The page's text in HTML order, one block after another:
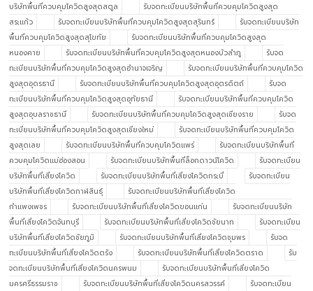
บริษัทพื้นที่ควบคุมโควิดสูงสุดสตูล
รับจดทะเบียนบริษัทพื้นที่ควบคุมโควิดสูงสุด
สระแก้ว
รับจดทะเบียนบริษัทพื้นที่ควบคุมโควิดสูงสุดสุรินทร์
รับจดทะเบียนบริษัท
พื้นที่ควบคุมโควิดสูงสุดสุโขทัย
รับจดทะเบียนบริษัทพื้นที่ควบคุมโควิดสูงสุด
หนองคาย
รับจดทะเบียนบริษัทพื้นที่ควบคุมโควิดสูงสุดหนองบัวลำภู
รับจด
ทะเบียนบริษัทพื้นที่ควบคุมโควิดสูงสุดอำนาจเจริญ
รับจดทะเบียนบริษัทพื้นที่ควบคุมโควิด
สูงสุดอุดรธานี
รับจดทะเบียนบริษัทพื้นที่ควบคุมโควิดสูงสุดอุตรดิตถ์
รับจด
ทะเบียนบริษัทพื้นที่ควบคุมโควิดสูงสุดอุทัยธานี
รับจดทะเบียนบริษัทพื้นที่ควบคุมโควิด
สูงสุดอุบลราชธานี
รับจดทะเบียนบริษัทพื้นที่ควบคุมโควิดสูงสุดเชียงราย
รับจด
ทะเบียนบริษัทพื้นที่ควบคุมโควิดสูงสุดเชียงใหม่
รับจดทะเบียนบริษัทพื้นที่ควบคุมโควิด
สูงสุดเลย
รับจดทะเบียนบริษัทพื้นที่ควบคุมโควิดแพร่
รับจดทะเบียนบริษัทพื้นที่
ควบคุมโควิดแม่ฮ่องสอน
รับจดทะเบียนบริษัทพื้นที่ล็อกดาวน์โควิด
รับจดทะเบียน
บริษัทพื้นที่เสี่ยงโควิด
รับจดทะเบียนบริษัทพื้นที่เสี่ยงโควิดกระบี่
รับจดทะเบียน
บริษัทพื้นที่เสี่ยงโควิดกาฬสินธุ์
รับจดทะเบียนบริษัทพื้นที่เสี่ยงโควิด
กำแพงเพชร
รับจดทะเบียนบริษัทพื้นที่เสี่ยงโควิดขอนแก่น
รับจดทะเบียนบริษัท
พื้นที่เสี่ยงโควิดจันทบุรี
รับจดทะเบียนบริษัทพื้นที่เสี่ยงโควิดชัยนาท
รับจดทะเบียน
บริษัทพื้นที่เสี่ยงโควิดชัยภูมิ
รับจดทะเบียนบริษัทพื้นที่เสี่ยงโควิดชุมพร
รับจด
ทะเบียนบริษัทพื้นที่เสี่ยงโควิดตรัง
รับจดทะเบียนบริษัทพื้นที่เสี่ยงโควิดตราด
รับ
จดทะเบียนบริษัทพื้นที่เสี่ยงโควิดนครพนม
รับจดทะเบียนบริษัทพื้นที่เสี่ยงโควิด
นครศรีธรรมราช
รับจดทะเบียนบริษัทพื้นที่เสี่ยงโควิดนครสวรรค์
รับจดทะเบียน